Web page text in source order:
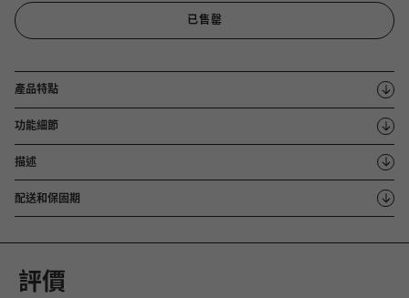
已售罄
產品特點
功能細節
描述
配送和保固期
評價